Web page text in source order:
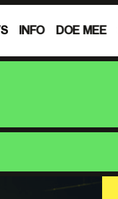
INFO DOE MEE